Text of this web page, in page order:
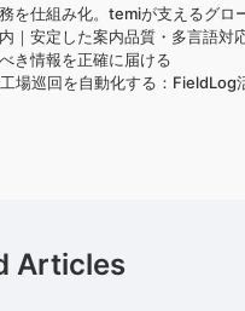
を仕組み化。temiが支えるグロ
｜安定した案内品質・多言語対
き情報を正確に届ける
場巡回を自動化する：FieldLog
Articles